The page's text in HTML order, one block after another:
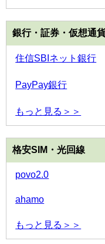
銀行・証券・仮想通
住信SBIネット銀行
PayPay銀行
もっと見る＞＞
格安SIM・光回線
povo2.0
ahamo
もっと見る＞＞